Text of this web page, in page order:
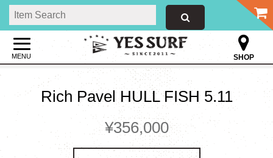
MENU SHOP
Rich Pavel HULL FISH 5.11
¥356,000